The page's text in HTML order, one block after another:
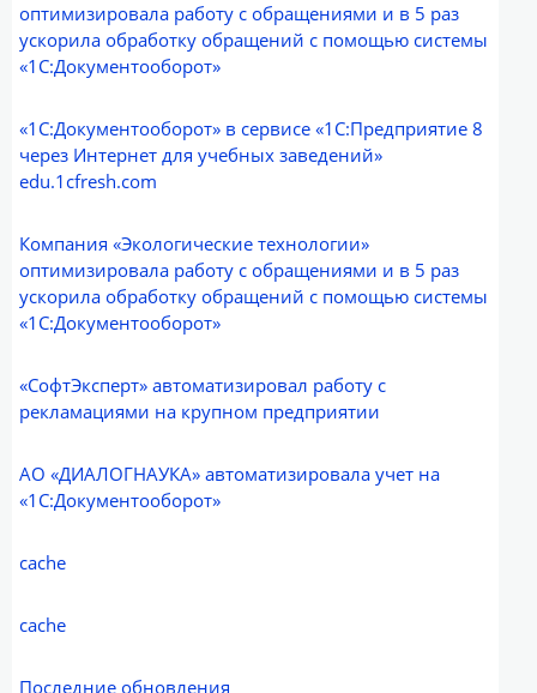
оптимизировала работу с обращениями и в 5 раз
ускорила обработку обращений с помощью системы
«1С:Документооборот»
«1С:Документооборот» в сервисе «1С:Предприятие 8
через Интернет для учебных заведений»
edu.1cfresh.com
Компания «Экологические технологии»
оптимизировала работу с обращениями и в 5 раз
ускорила обработку обращений с помощью системы
«1С:Документооборот»
«СофтЭксперт» автоматизировал работу с
рекламациями на крупном предприятии
АО «ДИАЛОГНАУКА» автоматизировала учет на
«1С:Документооборот»
cache
cache
Последние обновления